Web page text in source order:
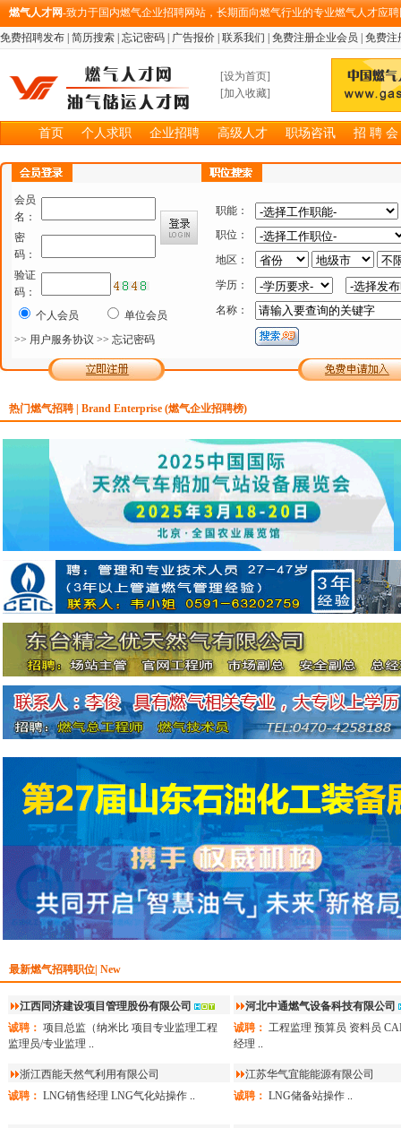
燃气人才网-致力于国内燃气企业招聘网站，长期面向燃气行业的专业燃气人才应
免费招聘发布 简历搜索 忘记密码 广告报价 联系我们 免费注册企业会员 免费注
[设为首页]
[加入收藏]
首页 个人求职 企业招聘 高级人才 职场咨讯 招 聘 会
会员
名：
密
码：
验证
码：
个人会员
单位会员
>> 用户服务协议 >> 忘记密码
职能：
职位：
地区：
学历：
名称：
热门燃气招聘 | Brand Enterprise (燃气企业招聘榜)
最新燃气招聘职位| New
江西同济建设项目管理股份有限公司
诚聘： 项目总监（纳米比 项目专业监理工程
监理员/专业监理 ..
河北中通燃气设备科技有限公司
诚聘： 工程监理 预算员 资料员
经理 ..
浙江西能天然气利用有限公司
诚聘： LNG销售经理 LNG气化站操作 ..
江苏华气宜能能源有限公司
诚聘： LNG储备站操作 ..